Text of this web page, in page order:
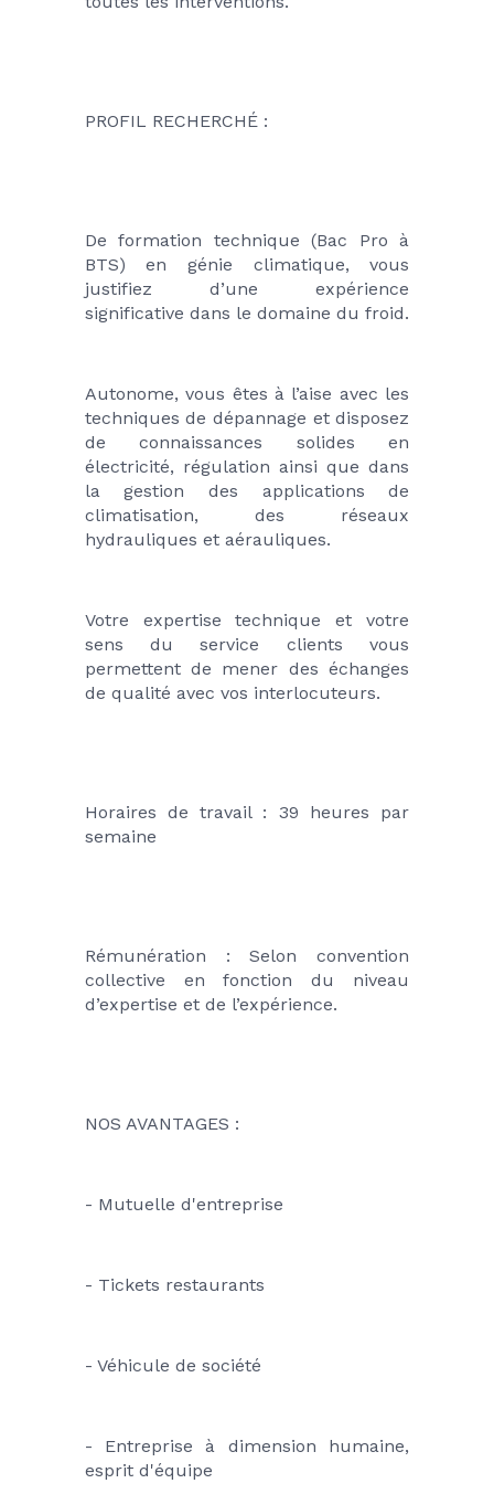
PROFIL RECHERCHÉ :
De formation technique (Bac Pro à
BTS) en génie climatique, vous
justifiez d’une expérience
significative dans le domaine du froid.
Autonome, vous êtes à l’aise avec les
techniques de dépannage et disposez
de connaissances solides en
électricité, régulation ainsi que dans
la gestion des applications de
climatisation, des réseaux
hydrauliques et aérauliques.
Votre expertise technique et votre
sens du service clients vous
permettent de mener des échanges
de qualité avec vos interlocuteurs.
Horaires de travail : 39 heures par
semaine
Rémunération : Selon convention
collective en fonction du niveau
d’expertise et de l’expérience.
NOS AVANTAGES :
- Mutuelle d'entreprise
- Tickets restaurants
- Véhicule de société
- Entreprise à dimension humaine,
esprit d'équipe